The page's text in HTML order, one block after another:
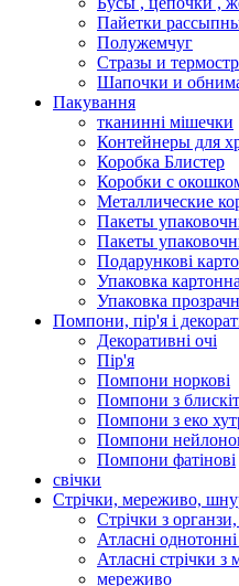
Пайетки
Полужемчуг
Стразы и
Шапочки и
Пакування
тканинні мішечки
Контейнеры для
Коробка Блистер
Коробки с
Металлические
Пакеты
Пакеты
Подарункові
Упаковка картонна
Упаковка
Помпони, пір'я і
Декоративні очі
Пір'я
Помпони норкові
Помпони з
Помпони з еко
Помпони
Помпони фатінові
свічки
Стрічки, мереживо,
Стрічки з органзи,
Атласні однотонні
Атласні стрічки
мереживо